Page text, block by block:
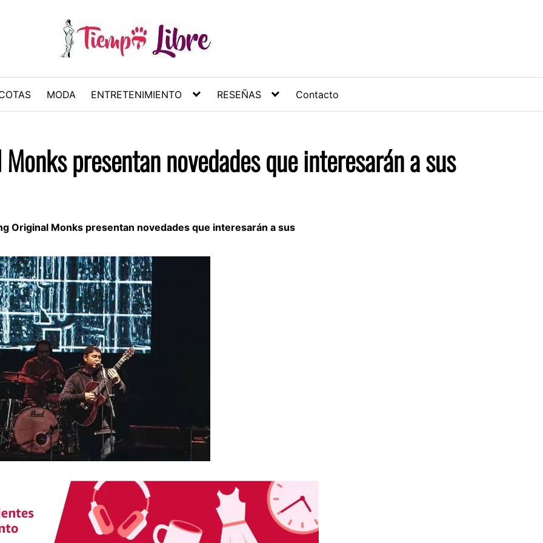
MODA ENTRETENIMIENTO RESEÑAS Contacto
presentan novedades que interesarán a sus
Original Monks presentan novedades que interesarán a sus